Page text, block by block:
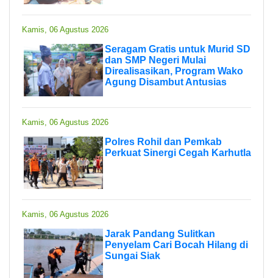
Kamis, 06 Agustus 2026
Seragam Gratis untuk Murid SD
dan SMP Negeri Mulai
Direalisasikan, Program Wako
Agung Disambut Antusias
Kamis, 06 Agustus 2026
Polres Rohil dan Pemkab
Perkuat Sinergi Cegah Karhutla
Kamis, 06 Agustus 2026
Jarak Pandang Sulitkan
Penyelam Cari Bocah Hilang di
Sungai Siak